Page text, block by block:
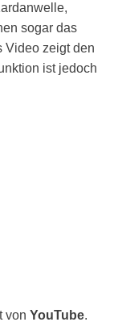
sogar das
Video zeigt den
ist jedoch
von YouTube.